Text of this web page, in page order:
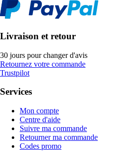
Livraison et retour
30 jours pour changer d'avis
Retournez votre commande
Trustpilot
Services
Mon compte
Centre d'aide
Suivre ma commande
Retourner ma commande
Codes promo